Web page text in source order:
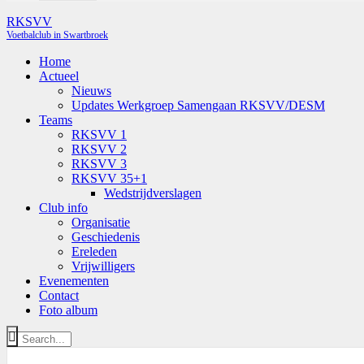
RKSVV
Voetbalclub in Swartbroek
Home
Actueel
Nieuws
Updates Werkgroep Samengaan RKSVV/DESM
Teams
RKSVV 1
RKSVV 2
RKSVV 3
RKSVV 35+1
Wedstrijdverslagen
Club info
Organisatie
Geschiedenis
Ereleden
Vrijwilligers
Evenementen
Contact
Foto album